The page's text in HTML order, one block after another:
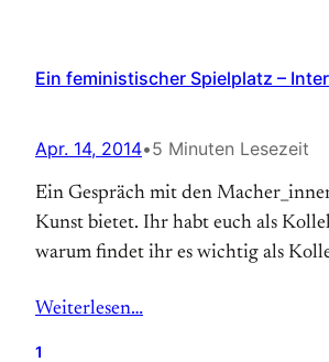
Ein feministischer Spielplatz –
Apr. 14, 2014•5 Minuten Lesezeit
Ein Gespräch mit den
Kunst bietet. Ihr habt euch als
warum findet ihr es wichtig als
Weiterlesen…
1